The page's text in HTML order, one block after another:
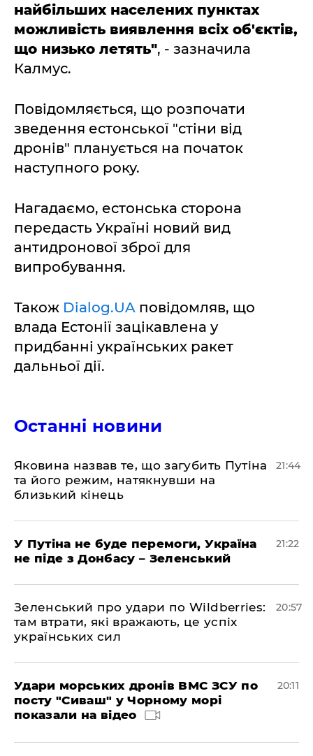
найбільших населених пунктах
можливість виявлення всіх об'єктів,
що низько летять", - зазначила
Калмус.
Повідомляється, що розпочати
зведення естонської "стіни від
дронів" планується на початок
наступного року.
Нагадаємо, естонська сторона
передасть Україні новий вид
антидронової зброї для
випробування.
Також Dialog.UA повідомляв, що
влада Естонії зацікавлена у
придбанні українських ракет
дальньої дії.
Останні новини
Яковина назвав те, що загубить Путіна
та його режим, натякнувши на
близький кінець
21:44
У Путіна не буде перемоги, Україна
не піде з Донбасу – Зеленський
21:22
Зеленський про удари по Wildberries:
там втрати, які вражають, це успіх
українських сил
20:57
Удари морських дронів ВМС ЗСУ по
посту "Сиваш" у Чорному морі
показали на відео
20:11